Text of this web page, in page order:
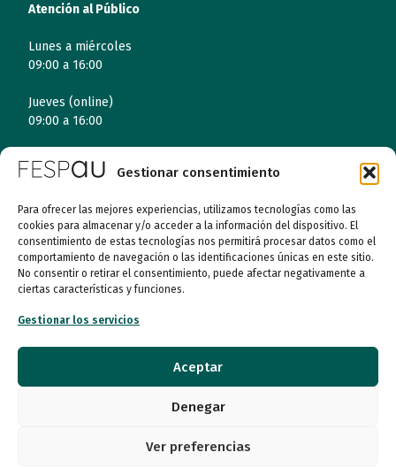
Gestionar consentimiento
Para ofrecer las mejores experiencias, utilizamos tecnologías como las
cookies para almacenar y/o acceder a la información del dispositivo. El
consentimiento de estas tecnologías nos permitirá procesar datos como el
comportamiento de navegación o las identificaciones únicas en este sitio.
No consentir o retirar el consentimiento, puede afectar negativamente a
ciertas características y funciones.
Gestionar los servicios
Aceptar
Denegar
Ver preferencias
Atención al Público
Lunes a miércoles
09:00 a 16:00
Jueves (online)
09:00 a 16:00
Viernes (online)
09:00 a 14:00
Quiénes somos
Entidades
Autismo